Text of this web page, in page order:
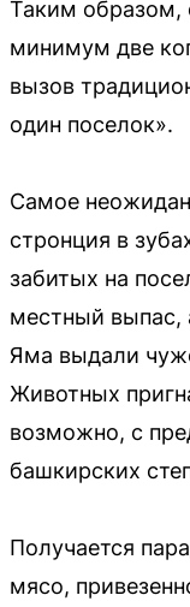
Таким образом,
минимум две
вызов
один поселок».
Самое
стронция в
забитых на
местный выпас,
Яма выдали
Животных
возможно, с
башкирских
Получается
мясо,